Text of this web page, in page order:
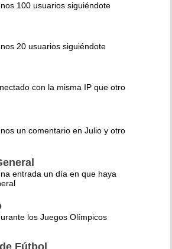
100 usuarios siguiéndote
20 usuarios siguiéndote
con la misma IP que otro
un comentario en Julio y otro
entrada un día en que haya
los Juegos Olímpicos
Fútbol